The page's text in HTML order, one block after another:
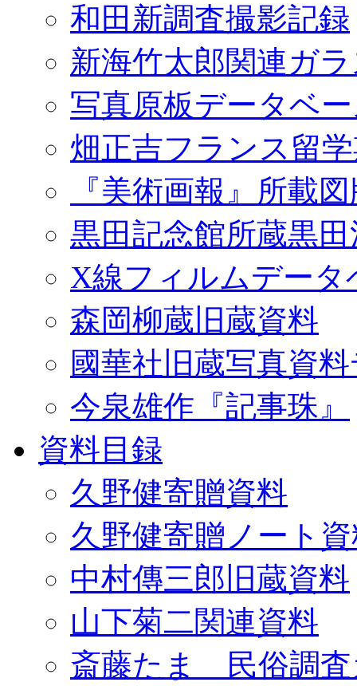
和田新調査撮影記録
新海竹太郎関連ガ
写真原板データベ
畑正吉フランス留
『美術画報』所載
黒田記念館所蔵黒
X線フィルムデータ
森岡柳蔵旧蔵資料
國華社旧蔵写真資
今泉雄作『記事珠』
資料目録
久野健寄贈資料
久野健寄贈ノート
中村傳三郎旧蔵資料
山下菊二関連資料
斎藤たま 民俗調査